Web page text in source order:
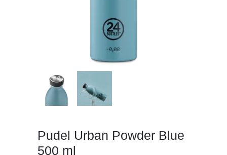
Pudel Urban Powder Blue
500 ml